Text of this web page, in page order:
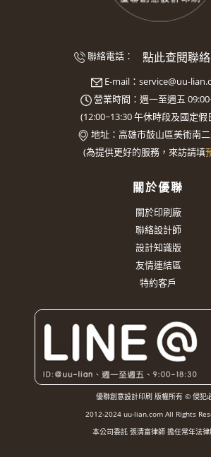
聯絡電話： 點此查閱聯
E-mail： service@uu-
營業時間：週一至週五
(12:00~13:30午休時段及國定假
地址： 高雄市鼓山區美術南
(為提供更好的服務，來訪請填
關於優聯
關於印刷廠
聯絡設計師
設計知識版
友情連結區
特約客戶
優聯創意設計印刷 版權所有 © 侵犯
2012-2024 uu-lian.com All Rights
本公司委託 張清富律師 擔任常年法